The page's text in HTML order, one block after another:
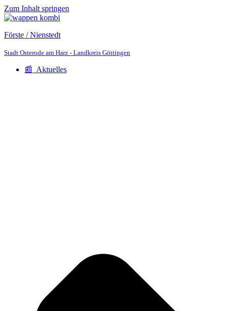
Zum Inhalt springen
Förste / Nienstedt
Stadt Osterode am Harz - Landkreis Göttingen
📰 Aktuelles